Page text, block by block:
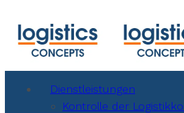
Dienstleistungen
Kontrolle der